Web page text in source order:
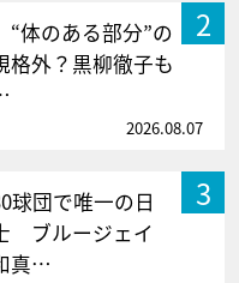
2
“体のある部分”の
格外？黒柳徹子も
2026.08.07
3
球団で唯一の日
ブルージェイ
真…